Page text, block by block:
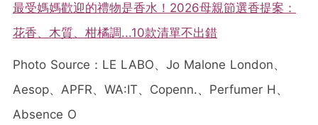
最受媽媽歡迎的禮物是香水！2026母親節選香提案：
花香、木質、柑橘調...10款清單不出錯
Photo Source： LE LABO、Jo Malone London、
Aesop、APFR、WA:IT、Copenn.、Perfumer H、
Absence O